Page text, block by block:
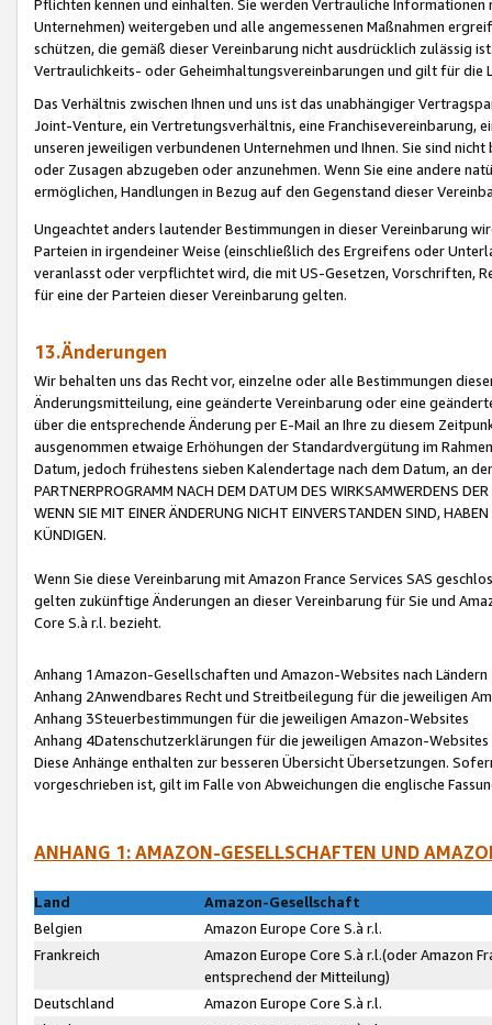
Pflichten kennen und einhalten. Sie werden Vertrauliche
Unternehmen) weitergeben und alle angemessenen Maßnahmen
schützen, die gemäß dieser Vereinbarung nicht ausdrücklich zulässig
Vertraulichkeits- oder Geheimhaltungsvereinbarungen und gilt für die
Das Verhältnis zwischen Ihnen und uns ist das unabhängiger
Joint-Venture, ein Vertretungsverhältnis, eine Franchisevereinbarung,
unseren jeweiligen verbundenen Unternehmen und Ihnen. Sie sind
oder Zusagen abzugeben oder anzunehmen. Wenn Sie eine andere
ermöglichen, Handlungen in Bezug auf den Gegenstand dieser
Ungeachtet anders lautender Bestimmungen in dieser Vereinbarung
Parteien in irgendeiner Weise (einschließlich des Ergreifens oder
veranlasst oder verpflichtet wird, die mit US-Gesetzen, Vorschriften,
für eine der Parteien dieser Vereinbarung gelten.
13.Änderungen
Wir behalten uns das Recht vor, einzelne oder alle Bestimmungen
Änderungsmitteilung, eine geänderte Vereinbarung oder eine
über die entsprechende Änderung per E-Mail an Ihre zu diesem
ausgenommen etwaige Erhöhungen der Standardvergütung im
Datum, jedoch frühestens sieben Kalendertage nach dem Datum, an
PARTNERPROGRAMM NACH DEM DATUM DES WIRKSAMWERDENS
WENN SIE MIT EINER ÄNDERUNG NICHT EINVERSTANDEN SIND,
KÜNDIGEN.
Wenn Sie diese Vereinbarung mit Amazon France Services SAS
gelten zukünftige Änderungen an dieser Vereinbarung für Sie und
Core S.à r.l. bezieht.
Anhang 1Amazon-Gesellschaften und Amazon-Websites nach Ländern
Anhang 2Anwendbares Recht und Streitbeilegung für die jeweiligen
Anhang 3Steuerbestimmungen für die jeweiligen Amazon-Websites
Anhang 4Datenschutzerklärungen für die jeweiligen Amazon-Websites
Diese Anhänge enthalten zur besseren Übersicht Übersetzungen.
vorgeschrieben ist, gilt im Falle von Abweichungen die englische
ANHANG 1: AMAZON-GESELLSCHAFTEN UND
Land
Amazon-Gesellschaft
Belgien
Amazon Europe Core S.à r.l.
Frankreich
Amazon Europe Core S.à r.l.(oder Amazon
entsprechend der Mitteilung)
Deutschland
Amazon Europe Core S.à r.l.